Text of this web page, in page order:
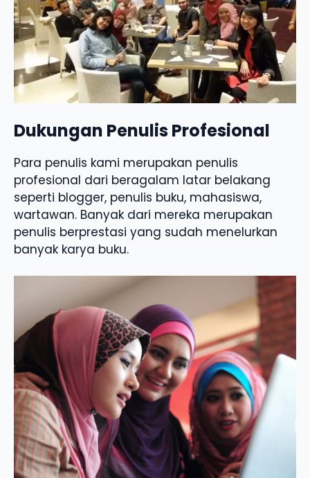
Dukungan Penulis Profesional
Para penulis kami merupakan penulis
profesional dari beragalam latar belakang
seperti blogger, penulis buku, mahasiswa,
wartawan. Banyak dari mereka merupakan
penulis berprestasi yang sudah menelurkan
banyak karya buku.